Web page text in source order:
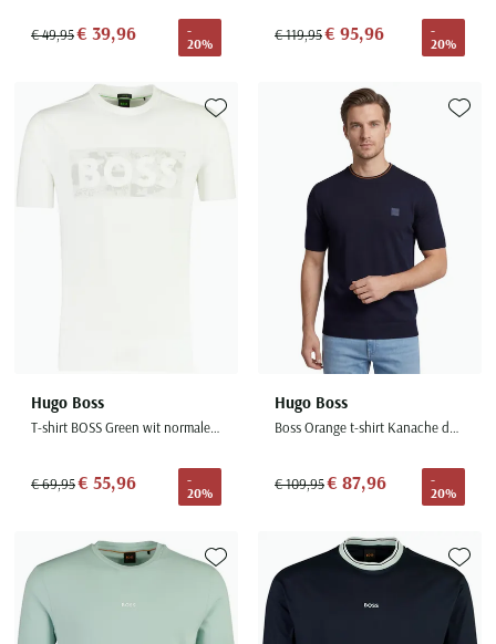
€ 49,95€ 39,96
-
20%
€ 119,95€ 95,96
-
20%
Hugo Boss
T-shirt BOSS Green wit normale fit katoen
€ 69,95€ 55,96
-
20%
Toevoegen aan favorieten
Hugo Boss
Boss Orange t-shirt Kanache donkerblauw korte mouw
€ 109,95€ 87,96
-
20%
Toevoegen aan favorieten